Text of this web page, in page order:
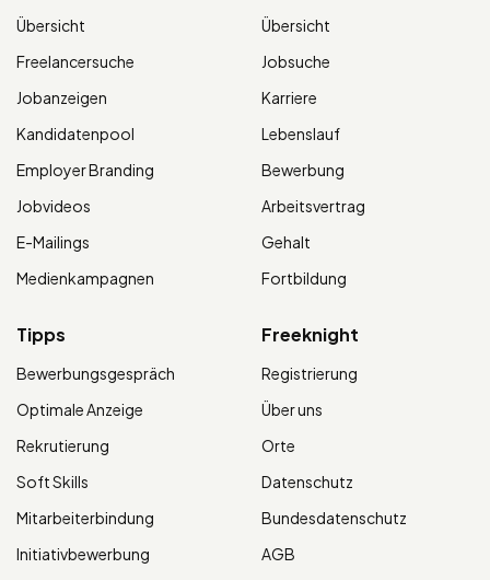
Übersicht
Freelancersuche
Jobanzeigen
Kandidatenpool
Employer Branding
Jobvideos
E-Mailings
Medienkampagnen
Übersicht
Jobsuche
Karriere
Lebenslauf
Bewerbung
Arbeitsvertrag
Gehalt
Fortbildung
Tipps
Bewerbungsgespräch
Optimale Anzeige
Rekrutierung
Soft Skills
Mitarbeiterbindung
Initiativbewerbung
Freeknight
Registrierung
Über uns
Orte
Datenschutz
Bundesdatenschutz
AGB